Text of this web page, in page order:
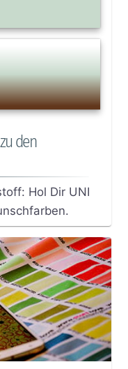
den
Hol Dir UNI